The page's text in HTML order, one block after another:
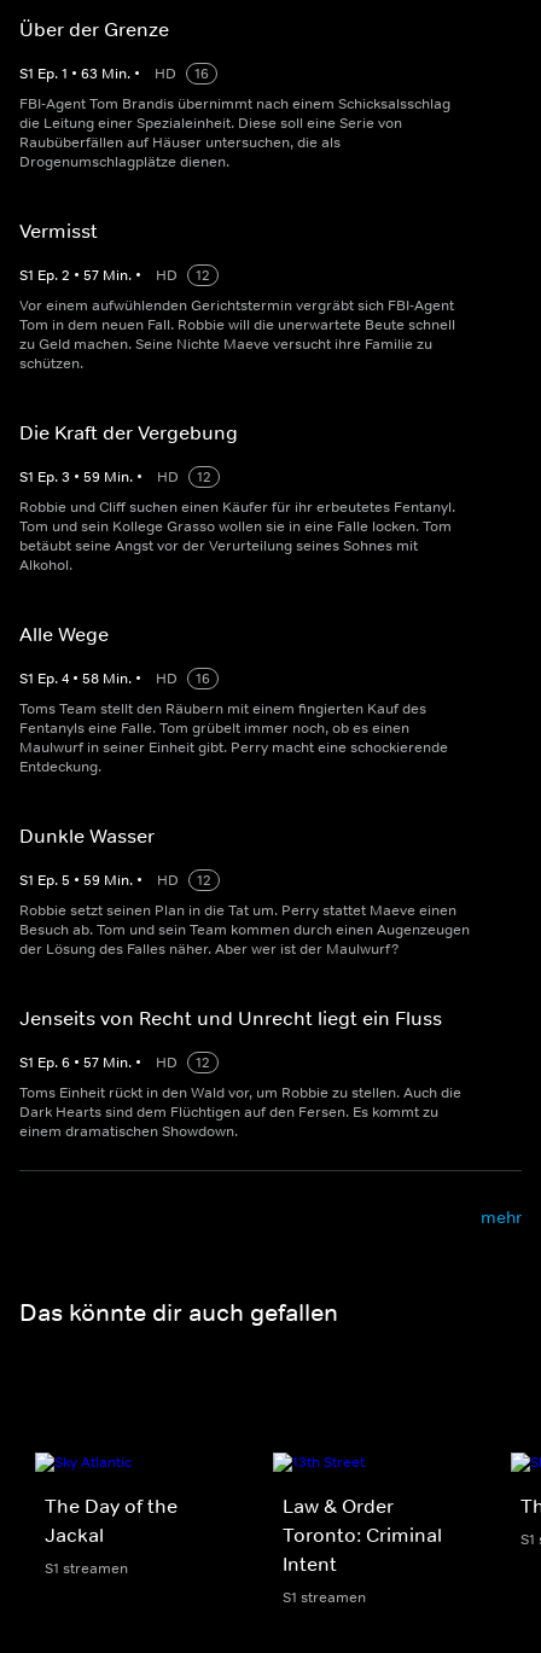
Über der Grenze
S1 Ep.1 • 63 Min. • HD
16
FBI-Agent Tom Brandis übernimmt nach einem Schicksalsschlag
die Leitung einer Spezialeinheit. Diese soll eine Serie von
Raubüberfällen auf Häuser untersuchen, die als
Drogenumschlagplätze dienen.
Vermisst
S1 Ep.2 • 57 Min. • HD
12
Vor einem aufwühlenden Gerichtstermin vergräbt sich FBI-Agent
Tom in dem neuen Fall. Robbie will die unerwartete Beute schnell
zu Geld machen. Seine Nichte Maeve versucht ihre Familie zu
schützen.
Die Kraft der Vergebung
S1 Ep.3 • 59 Min. • HD
12
Robbie und Cliff suchen einen Käufer für ihr erbeutetes Fentanyl.
Tom und sein Kollege Grasso wollen sie in eine Falle locken. Tom
betäubt seine Angst vor der Verurteilung seines Sohnes mit
Alkohol.
Alle Wege
S1 Ep.4 • 58 Min. • HD
16
Toms Team stellt den Räubern mit einem fingierten Kauf des
Fentanyls eine Falle. Tom grübelt immer noch, ob es einen
Maulwurf in seiner Einheit gibt. Perry macht eine schockierende
Entdeckung.
Dunkle Wasser
S1 Ep.5 • 59 Min. • HD
12
Robbie setzt seinen Plan in die Tat um. Perry stattet Maeve einen
Besuch ab. Tom und sein Team kommen durch einen Augenzeugen
der Lösung des Falles näher. Aber wer ist der Maulwurf?
Jenseits von Recht und Unrecht liegt ein Fluss
S1 Ep.6 • 57 Min. • HD
12
Toms Einheit rückt in den Wald vor, um Robbie zu stellen. Auch die
Dark Hearts sind dem Flüchtigen auf den Fersen. Es kommt zu
einem dramatischen Showdown.
mehr
Das könnte dir auch gefallen
The Day of the
Jackal
S1 streamen
Law & Order
Toronto: Criminal
Intent
S1 streamen